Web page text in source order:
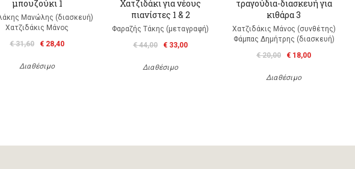
μπουζούκι 1
Μανώλης (διασκευή)
Χατζιδάκις Μάνος
€ 31,60
€ 28,40
Διαθέσιμο
Χατζιδάκι για νέους
πιανίστες 1 & 2
Φαραζής Τάκης (μεταγραφή)
€ 44,00
€ 33,00
Διαθέσιμο
τραγούδια-διασκευή για
κιθάρα 3
Χατζιδάκις Μάνος (συνθέτης)
Φάμπας Δημήτρης (διασκευή)
€ 20,00
€ 18,00
Διαθέσιμο